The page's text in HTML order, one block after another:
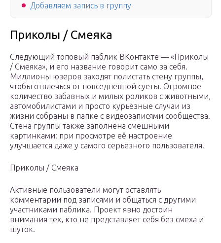
Добавляем запись в группу
Приколы / Смеяка
Следующий топовый паблик ВКонтакте — «Приколы
/ Смеяка», и его название говорит само за себя.
Миллионы юзеров заходят полистать стену группы,
чтобы отвлечься от повседневной суеты. Огромное
количество забавных и милых роликов с животными,
автомобилистами и просто курьёзные случаи из
жизни собраны в папке с видеозаписями сообщества.
Стена группы также заполнена смешными
картинками: при просмотре её настроение
улучшается даже у самого серьёзного пользователя.
Приколы / Смеяка
Активные пользователи могут оставлять
комментарии под записями и общаться с другими
участниками паблика. Проект явно достоин
внимания тех, кто не представляет себя без смеха и
шуток.